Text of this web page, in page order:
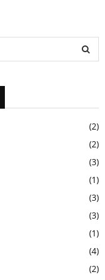
(2)
(2)
(3)
(1)
(3)
(3)
(1)
(4)
(2)